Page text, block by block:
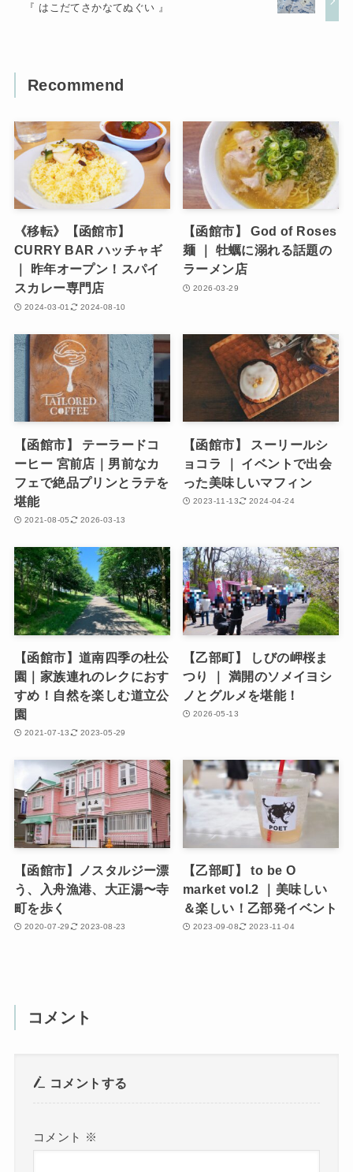
『 はこだてさかなてぬぐい 』
Recommend
《移転》【函館市】
CURRY BAR ハッチャギ
｜ 昨年オープン！スパイ
スカレー専門店
2024-03-01 2024-08-10
【函館市】 God of Roses
麺 ｜ 牡蠣に溺れる話題の
ラーメン店
2026-03-29
【函館市】 テーラードコ
ーヒー 宮前店｜男前なカ
フェで絶品プリンとラテを
堪能
2021-08-05 2026-03-13
【函館市】 スーリールシ
ョコラ ｜ イベントで出会
った美味しいマフィン
2023-11-13 2024-04-24
【函館市】道南四季の杜公
園｜家族連れのレクにおす
すめ！自然を楽しむ道立公
園
2021-07-13 2023-05-29
【乙部町】 しびの岬桜ま
つり ｜ 満開のソメイヨシ
ノとグルメを堪能！
2026-05-13
【函館市】ノスタルジー漂
う、入舟漁港、大正湯〜寺
町を歩く
2020-07-29 2023-08-23
【乙部町】 to be O
market vol.2 ｜美味しい
＆楽しい！乙部発イベント
2023-09-08 2023-11-04
コメント
コメントする
コメント ※